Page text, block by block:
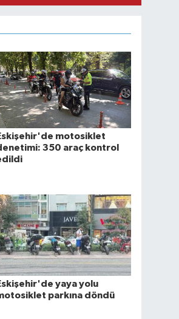
motosiklet
350 araç kontrol
yaya yolu
parkına döndü